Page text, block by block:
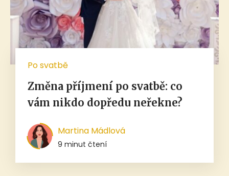
Po svatbě
Změna příjmení po svatbě: co
vám nikdo dopředu neřekne?
Martina Mádlová
9 minut čtení